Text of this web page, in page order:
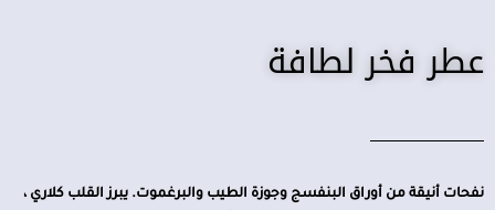
عطر فخر لطافة
نفحات أنيقة من أوراق البنفسج وجوزة الطيب والبرغموت. يبرز القلب كلاري ،